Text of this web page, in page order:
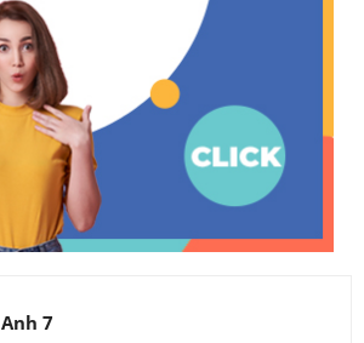
Anh 7